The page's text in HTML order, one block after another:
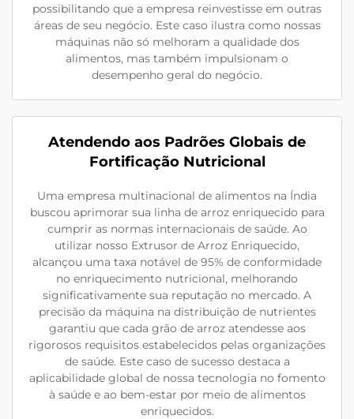
possibilitando que a empresa reinvestisse em outras
áreas de seu negócio. Este caso ilustra como nossas
máquinas não só melhoram a qualidade dos
alimentos, mas também impulsionam o
desempenho geral do negócio.
Atendendo aos Padrões Globais de
Fortificação Nutricional
Uma empresa multinacional de alimentos na Índia
buscou aprimorar sua linha de arroz enriquecido para
cumprir as normas internacionais de saúde. Ao
utilizar nosso Extrusor de Arroz Enriquecido,
alcançou uma taxa notável de 95% de conformidade
no enriquecimento nutricional, melhorando
significativamente sua reputação no mercado. A
precisão da máquina na distribuição de nutrientes
garantiu que cada grão de arroz atendesse aos
rigorosos requisitos estabelecidos pelas organizações
de saúde. Este caso de sucesso destaca a
aplicabilidade global de nossa tecnologia no fomento
à saúde e ao bem-estar por meio de alimentos
enriquecidos.